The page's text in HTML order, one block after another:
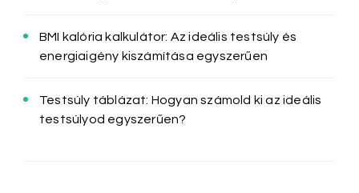
BMI kalória kalkulátor: Az ideális testsúly és
energiaigény kiszámítása egyszerűen
Testsúly táblázat: Hogyan számold ki az ideális
testsúlyod egyszerűen?